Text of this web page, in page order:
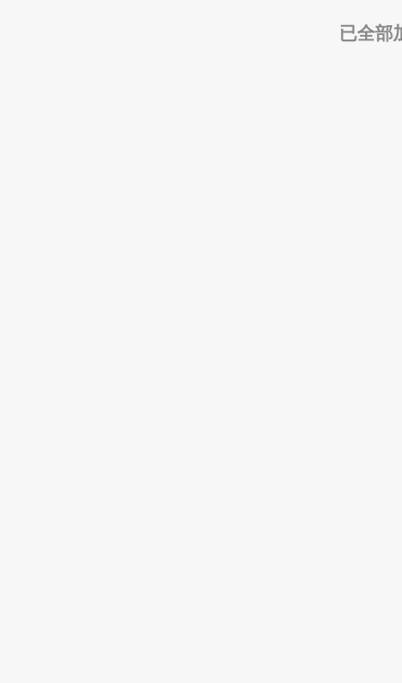
已全部